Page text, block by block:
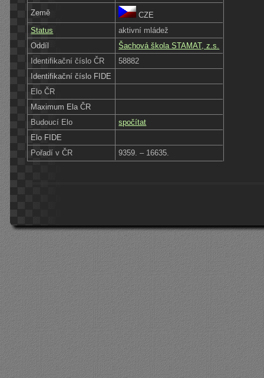
Země
CZE
Status
aktivní mládež
Oddíl
Šachová škola STAMAT, z.s.
Identifikační číslo ČR
58882
Identifikační číslo FIDE
Elo ČR
Maximum Ela ČR
Budoucí Elo
spočítat
Elo FIDE
Pořadí v ČR
9359. – 16635.